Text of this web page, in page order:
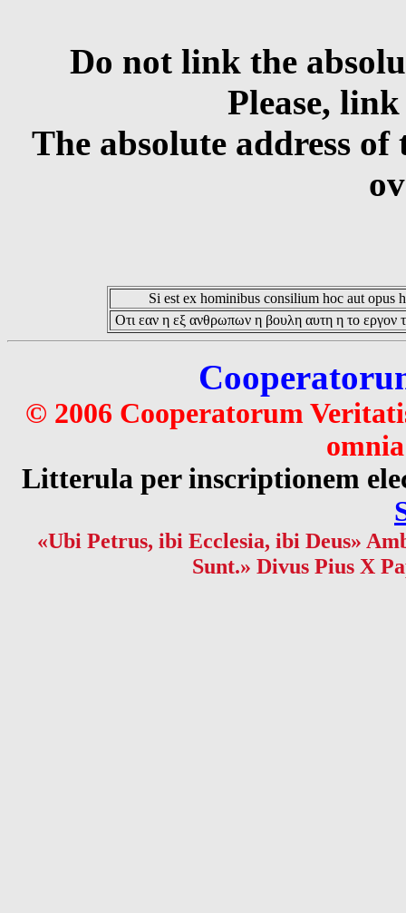
Do not link the
Please,
The absolute address
Si est ex hominibus consilium hoc aut opus
Οτι εαν η εξ ανθρωπων η βουλη αυτη η το εργον
© 2006 Cooperatorum
Litterula per inscriptionem
«Ubi Petrus, ibi Ecclesia, ibi Deus»
Sunt.» Divus Pius X